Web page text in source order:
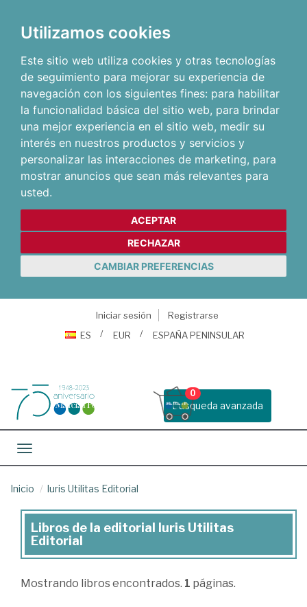
Utilizamos cookies
Este sitio web utiliza cookies y otras tecnologías
de seguimiento para mejorar su experiencia de
navegación con los siguientes fines: para habilitar
la funcionalidad básica del sitio web, para brindar
una mejor experiencia en el sitio web, medir su
interés en nuestros productos y servicios y
personalizar las interacciones de marketing, para
mostrar anuncios que sean más relevantes para
usted.
ACEPTAR
RECHAZAR
CAMBIAR PREFERENCIAS
Iniciar sesión
Registrarse
ES
EUR ESPAÑA PENINSULAR
Busqueda avanzada
0
Toggle navigation
Inicio Iuris Utilitas Editorial
Libros
de
la
Libros de la editorial Iuris Utilitas
Editorial
Mostrando libros encontrados. 1 páginas.